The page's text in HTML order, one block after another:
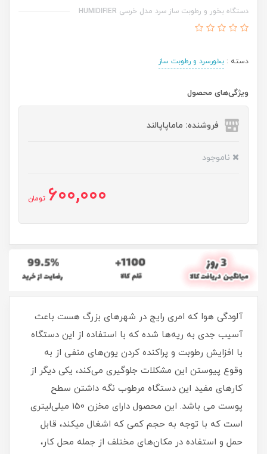
دستگاه بخور و رطوبت ساز سرد مدل خرسی HUMIDIFIER
دسته : بخورسرد و رطوبت ساز
ویژگی‌های محصول
فروشنده: ماماپاپالند
ناموجود
600,000 تومان
آلودگی هوا که امری رایج در شهرهای بزرگ هست باعث
آسیب جدی به ریه‌ها شده که با استفاده از این دستگاه
با افزایش رطوبت و پراکنده کردن یون‌های منفی از به
وقوع پیوستن این مشکلات جلوگیری می‌کند، یکی دیگر از
کارهای مفید این دستگاه مرطوب نگه داشتن سطح
پوست می باشد. این محصول دارای مخزن 150 میلی‌لیتری
است که با توجه به حجم کمی که اشغال میکند، قابل
حمل و استفاده در مکان‌های مختلف از جمله محل کار،